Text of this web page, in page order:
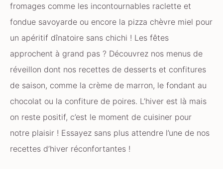
fromages comme les incontournables raclette et
fondue savoyarde ou encore la pizza chèvre miel pour
un apéritif dînatoire sans chichi ! Les fêtes
approchent à grand pas ? Découvrez nos menus de
réveillon dont nos recettes de desserts et confitures
de saison, comme la crème de marron, le fondant au
chocolat ou la confiture de poires. L’hiver est là mais
on reste positif, c’est le moment de cuisiner pour
notre plaisir ! Essayez sans plus attendre l’une de nos
recettes d’hiver réconfortantes !